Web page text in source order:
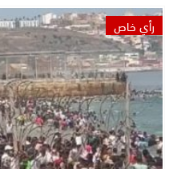
رأي خاص